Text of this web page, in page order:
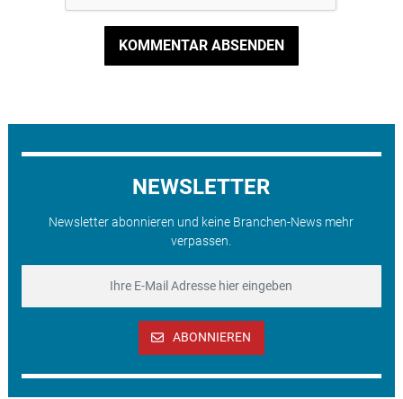
KOMMENTAR ABSENDEN
NEWSLETTER
Newsletter abonnieren und keine Branchen-News mehr
verpassen.
ABONNIEREN